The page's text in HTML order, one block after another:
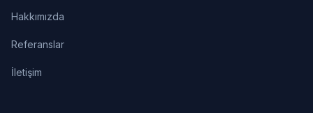
Hakkımızda
Referanslar
İletişim